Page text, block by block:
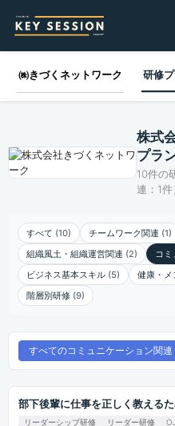
㈱きづくネットワーク 研修
株式
プラ
10件の
連：1件
すべて (10) チームワーク関連 (1)
組織風土・組織運営関連 (2) コミ
ビジネス基本スキル (5) 健康・メ
階層別研修 (9)
すべてのコミュニケーション関連
部下後輩に仕事を正しく教える
リーダーシップ研修 リーダー研修